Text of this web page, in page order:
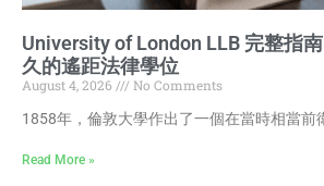
University of London LLB 完整指
久的遙距法律學位
August 4, 2026
No Comments
1858年，倫敦大學作出了一個在當時相當前
Read More »